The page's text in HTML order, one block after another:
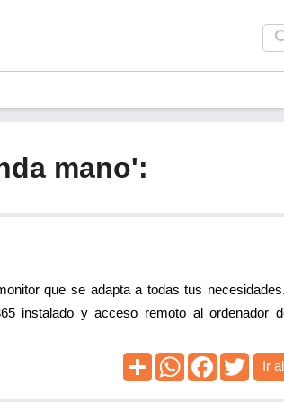
mano':
que se adapta a todas tus
instalado y acceso remoto al ordenador
Ir